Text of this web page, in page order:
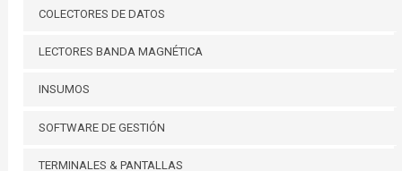
COLECTORES DE DATOS
LECTORES BANDA MAGNÉTICA
INSUMOS
SOFTWARE DE GESTIÓN
TERMINALES & PANTALLAS